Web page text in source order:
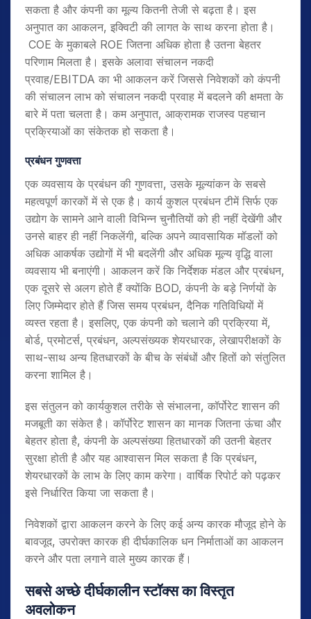
सकता है और कंपनी का मूल्य कितनी तेजी से बढ़ता है। इस
अनुपात का आकलन, इक्विटी की लागत के साथ करना होता है।
COE के मुकाबले ROE जितना अधिक होता है उतना बेहतर
परिणाम मिलता है। इसके अलावा संचालन नकदी
प्रवाह/EBITDA का भी आकलन करें जिससे निवेशकों को कंपनी
की संचालन लाभ को संचालन नकदी प्रवाह में बदलने की क्षमता के
बारे में पता चलता है। कम अनुपात, आक्रामक राजस्व पहचान
प्रक्रियाओं का संकेतक हो सकता है।
प्रबंधन गुणवत्ता
एक व्यवसाय के प्रबंधन की गुणवत्ता, उसके मूल्यांकन के सबसे
महत्वपूर्ण कारकों में से एक है। कार्य कुशल प्रबंधन टीमें सिर्फ एक
उद्योग के सामने आने वाली विभिन्न चुनौतियों को ही नहीं देखेंगी और
उनसे बाहर ही नहीं निकलेंगी, बल्कि अपने व्यावसायिक मॉडलों को
अधिक आकर्षक उद्योगों में भी बदलेंगी और अधिक मूल्य वृद्धि वाला
व्यवसाय भी बनाएंगी। आकलन करें कि निर्देशक मंडल और प्रबंधन,
एक दूसरे से अलग होते हैं क्योंकि BOD, कंपनी के बड़े निर्णयों के
लिए जिम्मेदार होते हैं जिस समय प्रबंधन, दैनिक गतिविधियों में
व्यस्त रहता है। इसलिए, एक कंपनी को चलाने की प्रक्रिया में,
बोर्ड, प्रमोटर्स, प्रबंधन, अल्पसंख्यक शेयरधारक, लेखापरीक्षकों के
साथ-साथ अन्य हितधारकों के बीच के संबंधों और हितों को संतुलित
करना शामिल है।
इस संतुलन को कार्यकुशल तरीके से संभालना, कॉर्पोरेट शासन की
मजबूती का संकेत है। कॉर्पोरेट शासन का मानक जितना ऊंचा और
बेहतर होता है, कंपनी के अल्पसंख्या हितधारकों की उतनी बेहतर
सुरक्षा होती है और यह आश्वासन मिल सकता है कि प्रबंधन,
शेयरधारकों के लाभ के लिए काम करेगा। वार्षिक रिपोर्ट को पढ़कर
इसे निर्धारित किया जा सकता है।
निवेशकों द्वारा आकलन करने के लिए कई अन्य कारक मौजूद होने के
बावजूद, उपरोक्त कारक ही दीर्घकालिक धन निर्माताओं का आकलन
करने और पता लगाने वाले मुख्य कारक हैं।
सबसे अच्छे दीर्घकालीन स्टॉक्स का विस्तृत
अवलोकन